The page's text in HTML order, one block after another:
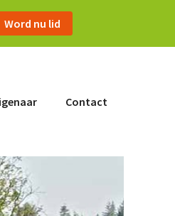
Word nu lid
Contact
Home